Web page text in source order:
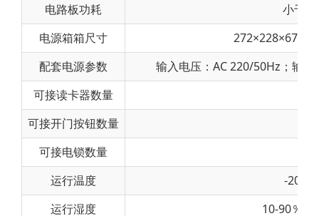
电路板功耗
小于
电源箱箱尺寸
配套电源参数
输入电压：AC 220/50Hz；输
可接读卡器数量
可接开门按钮数量
可接电锁数量
运行温度
-20
运行湿度
10-90％